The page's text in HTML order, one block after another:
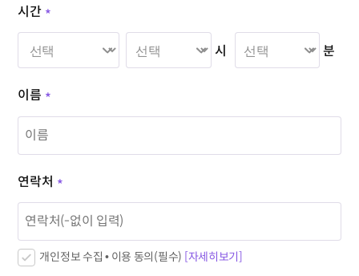
시간 *
시 분
이름 *
연락처 *
개인정보 수집 • 이용 동의(필수) [자세히보기]